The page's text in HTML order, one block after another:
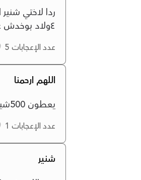
٤ولاد بوخدش عالخامس والسادس والخ .بتمنى اخت شنير انك فهمتي .شكرا
عدد الإعجابات
اللهم ارحمنا
يعطون 500شيقل لياخذوها غرامات بعد ذالك
عدد الإعجابات
شنير